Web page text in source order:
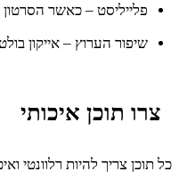
פלייליסט – כאשר
שיפור הערוץ – אייקון
צרו תוכן איכותי
כל תוכן צריך להיות רלוונטי